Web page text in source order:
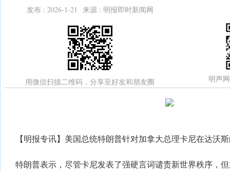
发布 : 2026-1-21 来源 : 明报即时新闻网
用微信扫描二维码，分享至好友和朋友圈 明声
【明报专讯】美国总统特朗普针对加拿大总理卡尼在达沃
特朗普表示，尽管卡尼发表了强硬言词谴责新世界秩序，